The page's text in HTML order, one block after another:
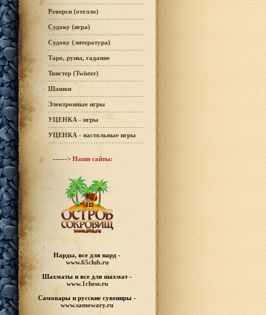
Реверси (отелло)
Судоку (игра)
Судоку (литература)
Таро, руны, гадание
Твистер (Twister)
Шашки
Электронные игры
УЦЕНКА - игры
УЦЕНКА - настольные игры
------> Наши сайты:
Нарды, все для нард -
www.65club.ru
Шахматы и все для шахмат -
www.1chess.ru
Самовары и русские сувениры -
www.samowary.ru